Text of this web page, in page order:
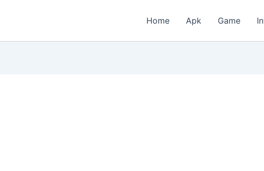
Home Apk Game